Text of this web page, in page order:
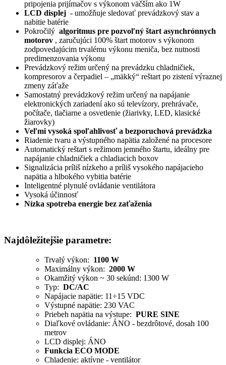
pripojenia prijímačov s výkonom väčším ako 1W
LCD displej - umožňuje sledovať prevádzkový stav a
nabitie batérie
Pokročilý algoritmus pre pozvoľný štart asynchrónnych
motorov , zaručujúci 100% štart motorov s výkonom
zodpovedajúcim trvalému výkonu meniča, bez nutnosti
predimenzovania výkonu
Prevádzkový režim určený na prevádzku chladničiek,
kompresorov a čerpadiel – „mäkký“ reštart po zistení výraznej
zmeny záťaže
Samostatný prevádzkový režim určený na napájanie
elektronických zariadení ako sú televízory, prehrávače,
počítače, tlačiarne a osvetlenie (žiarivky, LED, klasické
žiarovky)
Veľmi vysoká spoľahlivosť a bezporuchová prevádzka
Riadenie tvaru a výstupného napätia založené na procesore
Automatický reštart s režimom jemného štartu, ideálny pre
napájanie chladničiek a chladiacich boxov
Signalizácia príliš nízkeho a príliš vysokého napájacieho
napätia a hlbokého vybitia batérie
Inteligentné plynulé ovládanie ventilátora
Vysoká účinnosť
Nízka spotreba energie bez zaťaženia
Najdôležitejšie parametre:
Trvalý výkon: 1100 W
Maximálny výkon: 2000 W
Okamžitý výkon ~ 30 sekúnd: 1300 W
Typ: DC/AC
Napájacie napätie: 11÷15 VDC
Výstupné napätie: 230 VAC
Priebeh napätia na výstupe: PURE SINE
Diaľkové ovládanie: ÁNO - bezdrôtové, dosah 100
metrov
LCD displej: ÁNO
Funkcia ECO MODE
Chladenie: aktívne - ventilátor